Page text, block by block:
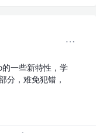
一些新特性，学
分，难免犯错，